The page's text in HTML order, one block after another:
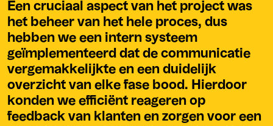
Een cruciaal aspect van het project was
het beheer van het hele proces, dus
hebben we een intern systeem
geïmplementeerd dat de communicatie
vergemakkelijkte en een duidelijk
overzicht van elke fase bood. Hierdoor
konden we efficiënt reageren op
feedback van klanten en zorgen voor een